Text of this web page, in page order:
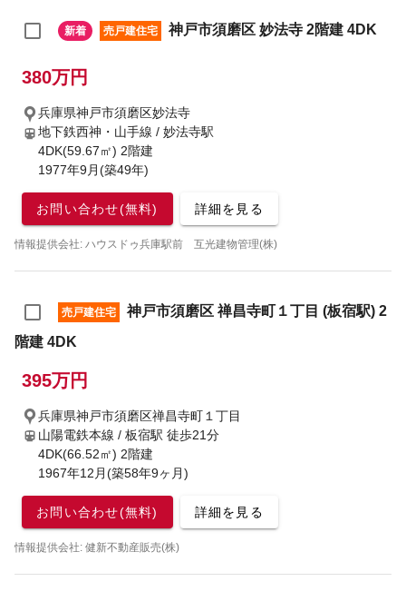
新着 売戸建住宅 神戸市須磨区 妙法寺 2階建 4DK
380万円
兵庫県神戸市須磨区妙法寺
地下鉄西神・山手線 / 妙法寺駅
4DK(59.67㎡) 2階建
1977年9月(築49年)
お問い合わせ(無料) 詳細を見る
情報提供会社: ハウスドゥ兵庫駅前 互光建物管理(株)
売戸建住宅
神戸市須磨区 禅昌寺町１丁目 (板宿駅) 2
階建 4DK
395万円
兵庫県神戸市須磨区禅昌寺町１丁目
山陽電鉄本線 / 板宿駅 徒歩21分
4DK(66.52㎡) 2階建
1967年12月(築58年9ヶ月)
お問い合わせ(無料) 詳細を見る
情報提供会社: 健新不動産販売(株)